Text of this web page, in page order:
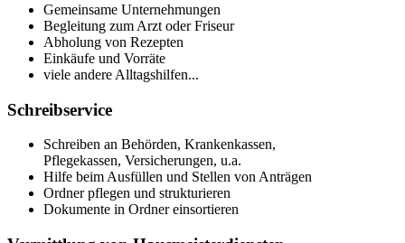
Gemeinsame Unternehmungen
Begleitung zum Arzt oder Friseur
Abholung von Rezepten
Einkäufe und Vorräte
viele andere Alltagshilfen...
Schreibservice
Schreiben an Behörden, Krankenkassen,
Pflegekassen, Versicherungen, u.a.
Hilfe beim Ausfüllen und Stellen von Anträgen
Ordner pflegen und strukturieren
Dokumente in Ordner einsortieren